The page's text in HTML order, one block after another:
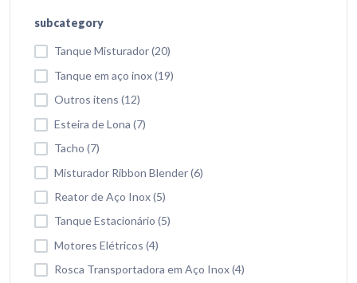
subcategory
Tanque Misturador (20)
Tanque em aço inox (19)
Outros itens (12)
Esteira de Lona (7)
Tacho (7)
Misturador Ribbon Blender (6)
Reator de Aço Inox (5)
Tanque Estacionário (5)
Motores Elétricos (4)
Rosca Transportadora em Aço Inox (4)